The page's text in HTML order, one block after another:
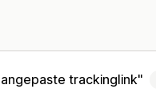
trackinglink